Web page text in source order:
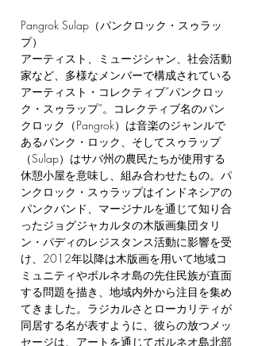
Pangrok Sulap（パンクロック・スゥラッ
プ）
アーティスト、ミュージシャン、社会活動
家など、多様なメンバーで構成されている
アーティスト・コレクティブ”パンクロッ
ク・スゥラップ”。コレクティブ名のパン
クロック（Pangrok）は音楽のジャンルで
あるパンク・ロック、そしてスゥラップ
（Sulap）はサバ州の農民たちが使用する
休憩小屋を意味し、組み合わせたもの。パ
ンクロック・スゥラップはインドネシアの
パンクバンド、マージナルを通じて知り合
ったジョグジャカルタの木版画集団タリ
ン・パディのレジスタンス活動に影響を受
け、2012年以降は木版画を用いて地域コ
ミュニティやボルネオ島の先住民族が直面
する問題を描き、地域内外から注目を集め
てきました。ラジカルさとローカリティが
同居する名が表すように、彼らの放つメッ
セージは、アートを通じてボルネオ島北部